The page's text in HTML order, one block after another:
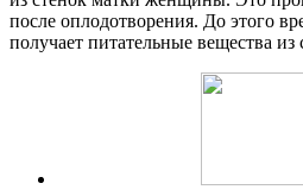
после оплодотворения. До этого
получает питательные вещества из